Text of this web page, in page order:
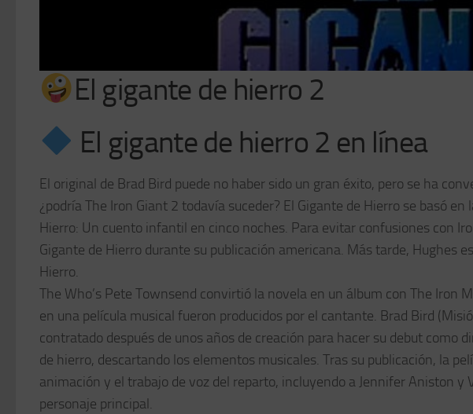
El gigante de hierro 2
El gigante de hierro 2 en línea
El original de Brad Bird puede no haber sido un gran éxito, pero se ha
¿podría The Iron Giant 2 todavía suceder? El Gigante de Hierro se basó
Hierro: Un cuento infantil en cinco noches. Para evitar confusiones con
Gigante de Hierro durante su publicación americana. Más tarde, Hughes
Hierro.
The Who’s Pete Townsend convirtió la novela en un álbum con The Iron
en una película musical fueron producidos por el cantante. Brad Bird
contratado después de unos años de creación para hacer su debut como
de hierro, descartando los elementos musicales. Tras su publicación, la
animación y el trabajo de voz del reparto, incluyendo a Jennifer Aniston y
personaje principal.